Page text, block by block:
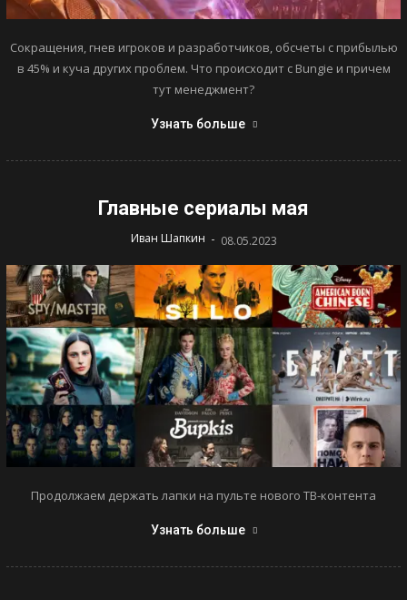
Сокращения, гнев игроков и разработчиков, обсчеты с прибылью
в 45% и куча других проблем. Что происходит с Bungie и причем
тут менеджмент?
Узнать больше
Главные сериалы мая
Иван Шапкин - 08.05.2023
Продолжаем держать лапки на пульте нового ТВ-контента
Узнать больше